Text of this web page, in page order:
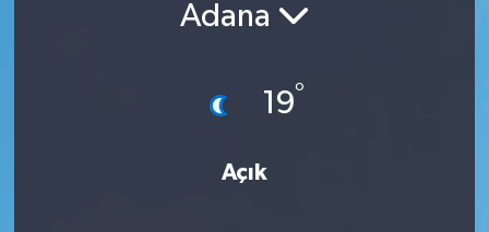
Adana
19°
Açık